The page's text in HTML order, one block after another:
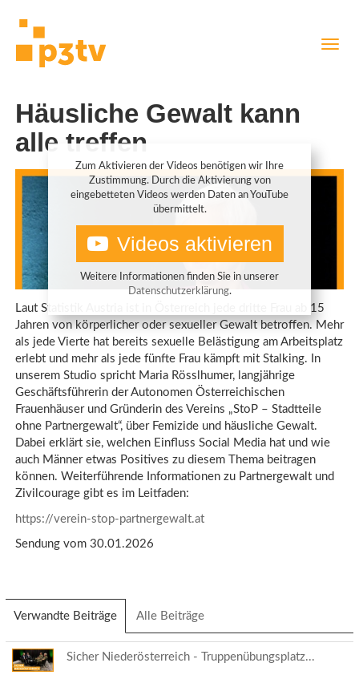
Häusliche Gewalt kann
alle treffen
Zum Aktivieren der Videos benötigen wir Ihre
Zustimmung. Durch die Aktivierung von
eingebetteten Videos werden Daten an YouTube
übermittelt.
Videos aktivieren
Weitere Informationen finden Sie in unserer
Datenschutzerklärung.
Laut Statistik Austria ist in Österreich jede dritte Frau ab 15
Jahren von körperlicher oder sexueller Gewalt betroffen. Mehr
als jede Vierte hat bereits sexuelle Belästigung am Arbeitsplatz
erlebt und mehr als jede fünfte Frau kämpft mit Stalking. In
unserem Studio spricht Maria Rösslhumer, langjährige
Geschäftsführerin der Autonomen Österreichischen
Frauenhäuser und Gründerin des Vereins „StoP – Stadtteile
ohne Partnergewalt“, über Femizide und häusliche Gewalt.
Dabei erklärt sie, welchen Einfluss Social Media hat und wie
auch Männer etwas Positives zu diesem Thema beitragen
können. Weiterführende Informationen zu Partnergewalt und
Zivilcourage gibt es im Leitfaden:
https://verein-stop-partnergewalt.at
Sendung vom 30.01.2026
Verwandte Beiträge (aktiver
Reiter)
Alle Beiträge
Sicher Niederösterreich - Truppenübungsplatz...